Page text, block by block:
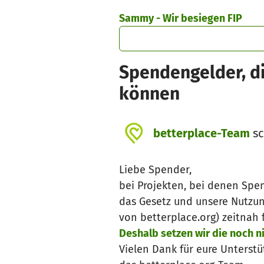
Sammy - Wir besiegen FIP
Spendengelder,
können
betterplace-Team
Liebe Spender,
bei Projekten, bei denen
das Gesetz und unsere
von betterplace.org) zeitnah
Deshalb setzen wir die noch
Vielen Dank für eure